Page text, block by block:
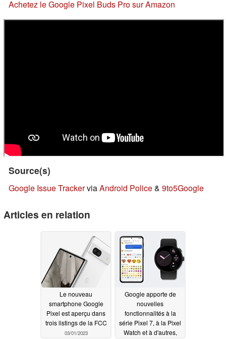
Achetez le Google Pixel Buds Pro sur Amazon
Source(s)
Google Issue TrackerviaAndroid Police& 9to5Google
Articles en relation
Le nouveau
smartphone Google
Pixel est aperçu dans
trois listings de la FCC
03/01/2023
Google apporte de
nouvelles
fonctionnalités à la
série Pixel 7, à la Pixel
Watch et à d'autres,